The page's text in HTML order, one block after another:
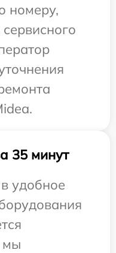
номеру,
35 минут
удобное
мы